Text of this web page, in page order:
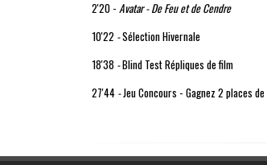
2'20 - Avatar - De Feu et de Cendre
10'22 -Sélection Hivernale
18'38 -Blind Test Répliques de film
27'44 -Jeu Concours - Gagnez 2 places